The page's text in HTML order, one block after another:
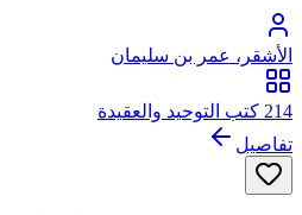
الأشقر، عمر بن سليمان
214 كتب التوحيد والعقيدة
تفاصيل